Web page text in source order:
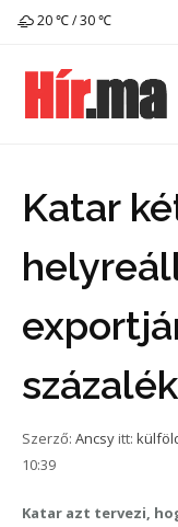
20 ℃ / 30 ℃
Katar
Szerző: Ancsy itt:
10:39
Katar azt tervezi,